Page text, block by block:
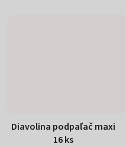
Diavolina podpaľač maxi
16 ks